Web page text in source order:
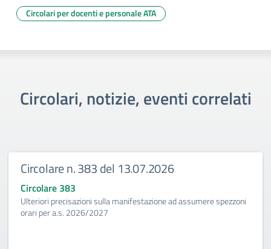
Circolari per docenti e personale ATA
Circolari, notizie, eventi correlati
Circolare n. 383 del 13.07.2026
Circolare 383
Ulteriori precisazioni sulla manifestazione ad assumere spezzoni
orari per a.s. 2026/2027